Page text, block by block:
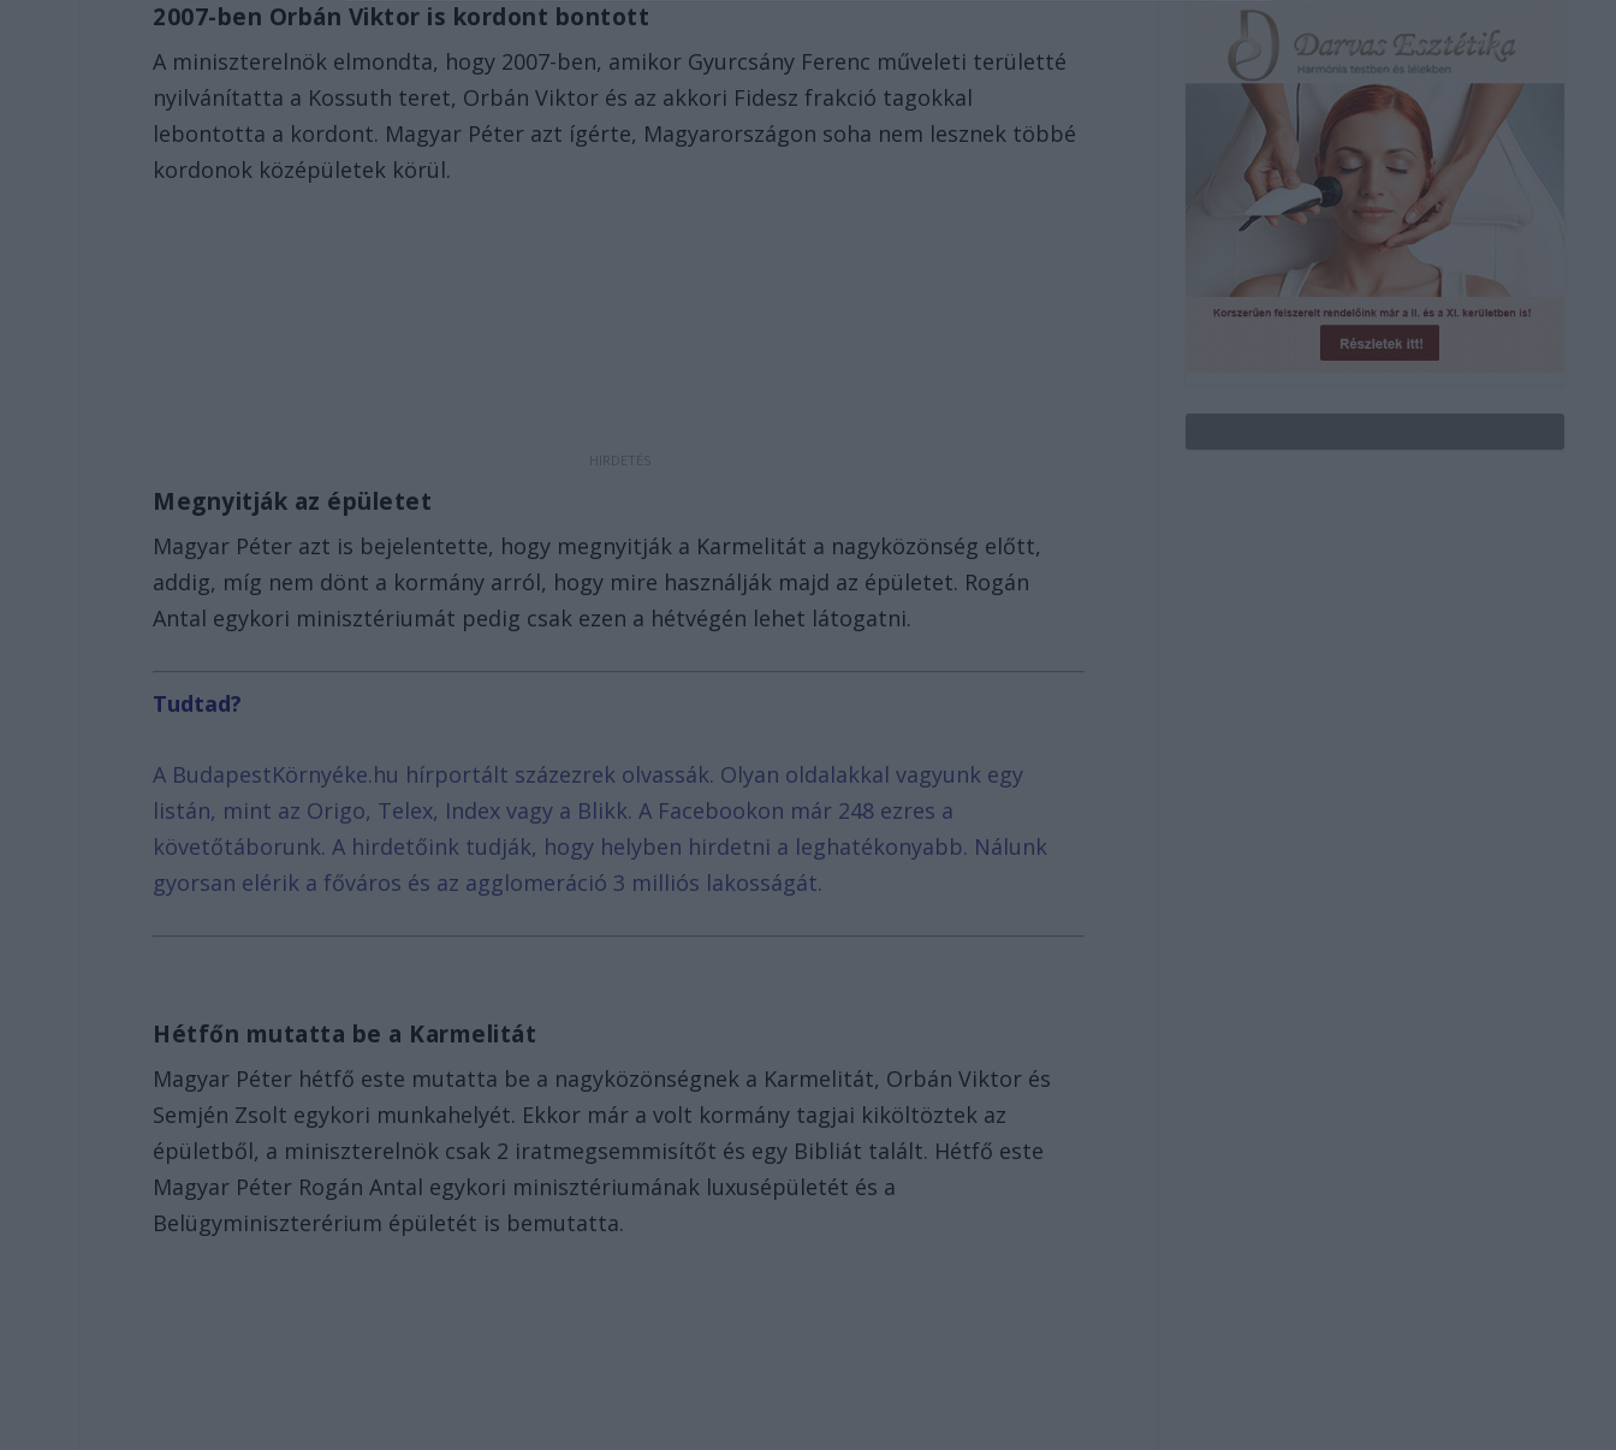
2007-ben Orbán Viktor is kordont bontott
A miniszterelnök elmondta, hogy 2007-ben, amikor Gyurcsány Ferenc műveleti területté
nyilvánítatta a Kossuth teret, Orbán Viktor és az akkori Fidesz frakció tagokkal
lebontotta a kordont. Magyar Péter azt ígérte, Magyarországon soha nem lesznek többé
kordonok középületek körül.
Megnyitják az épületet
Magyar Péter azt is bejelentette, hogy megnyitják a Karmelitát a nagyközönség előtt,
addig, míg nem dönt a kormány arról, hogy mire használják majd az épületet. Rogán
Antal egykori minisztériumát pedig csak ezen a hétvégén lehet látogatni.
Tudtad?
A BudapestKörnyéke.hu hírportált százezrek olvassák. Olyan oldalakkal vagyunk egy
listán, mint az Origo, Telex, Index vagy a Blikk. A Facebookon már 248 ezres a
követőtáborunk. A hirdetőink tudják, hogy helyben hirdetni a leghatékonyabb. Nálunk
gyorsan elérik a főváros és az agglomeráció 3 milliós lakosságát.
Hétfőn mutatta be a Karmelitát
Magyar Péter hétfő este mutatta be a nagyközönségnek a Karmelitát, Orbán Viktor és
Semjén Zsolt egykori munkahelyét. Ekkor már a volt kormány tagjai kiköltöztek az
épületből, a miniszterelnök csak 2 iratmegsemmisítőt és egy Bibliát talált. Hétfő este
Magyar Péter Rogán Antal egykori minisztériumának luxusépületét és a
Belügyminiszterérium épületét is bemutatta.